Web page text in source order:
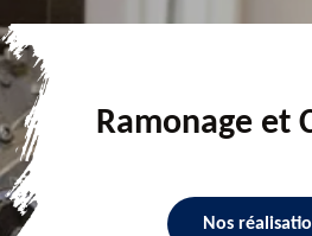
Ramonage et
Nos